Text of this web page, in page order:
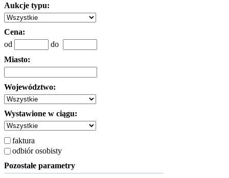
Aukcje typu:
Cena:
od
do
Miasto:
Województwo:
Wystawione w ciągu:
faktura
odbiór osobisty
Pozostałe parametry